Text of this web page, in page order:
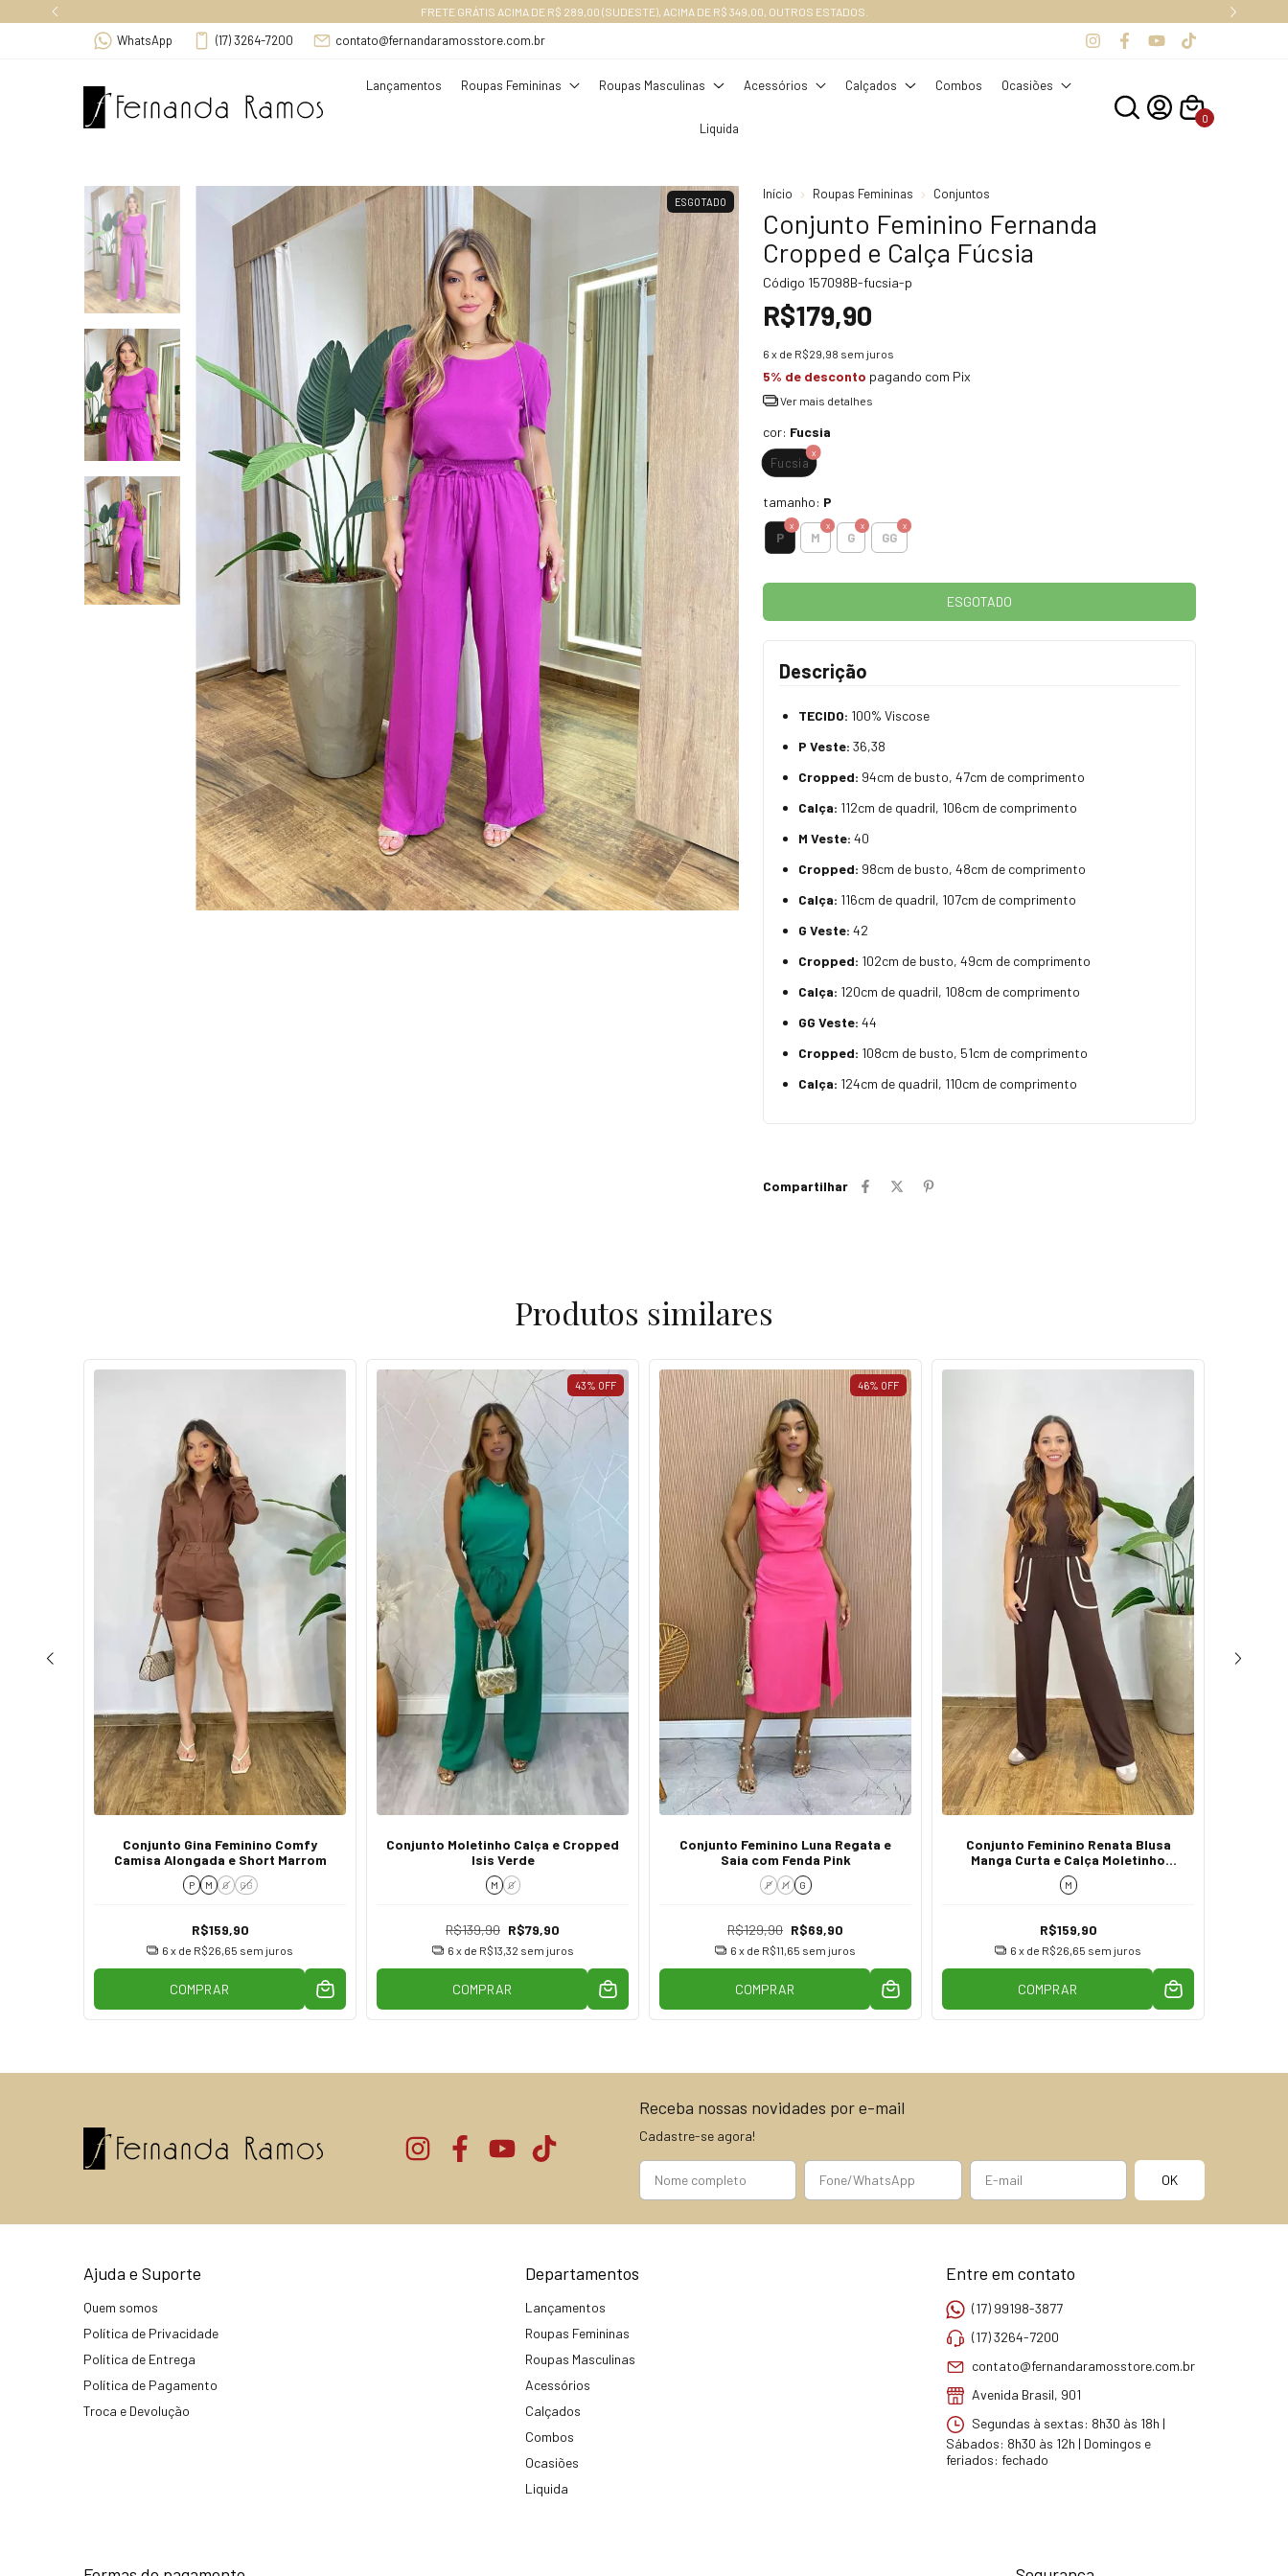
FRETE GRÁTIS ACIMA DE R$ 289,00 (SUDESTE), ACIMA DE R$ 349,00, OUTROS ESTADOS.
WhatsApp (17) 3264-7200 contato@fernandaramosstore.com.br
Lançamentos Roupas Femininas Roupas Masculinas Acessórios Calçados Combos Ocasiões
Liquida
0
ESGOTADO
Início Roupas Femininas Conjuntos
Conjunto Feminino Fernanda
Cropped e Calça Fúcsia
Código 157098B-fucsia-p
R$179,90
6 x de R$29,98 sem juros
5% de desconto pagando com Pix
Ver mais detalhes
cor: Fucsia
Fucsia
tamanho: P
P M G GG
Descrição
TECIDO: 100% Viscose
P Veste: 36,38
Cropped: 94cm de busto, 47cm de comprimento
Calça: 112cm de quadril, 106cm de comprimento
M Veste: 40
Cropped: 98cm de busto, 48cm de comprimento
Calça: 116cm de quadril, 107cm de comprimento
G Veste: 42
Cropped: 102cm de busto, 49cm de comprimento
Calça: 120cm de quadril, 108cm de comprimento
GG Veste: 44
Cropped: 108cm de busto, 51cm de comprimento
Calça: 124cm de quadril, 110cm de comprimento
Compartilhar
Produtos similares
Conjunto Gina Feminino Comfy
Camisa Alongada e Short Marrom
P M G GG
R$159,90
6 x de R$26,65 sem juros
COMPRAR
43% OFF
Conjunto Moletinho Calça e Cropped
Isis Verde
M G
R$139,90 R$79,90
6 x de R$13,32 sem juros
COMPRAR
46% OFF
Conjunto Feminino Luna Regata e
Saia com Fenda Pink
P M G
R$129,90 R$69,90
6 x de R$11,65 sem juros
COMPRAR
Conjunto Feminino Renata Blusa
Manga Curta e Calça Moletinho
Marrom
M
R$159,90
6 x de R$26,65 sem juros
COMPRAR
Receba nossas novidades por e-mail
Cadastre-se agora!
Ajuda e Suporte
Quem somos
Política de Privacidade
Política de Entrega
Política de Pagamento
Troca e Devolução
Departamentos
Lançamentos
Roupas Femininas
Roupas Masculinas
Acessórios
Calçados
Combos
Ocasiões
Liquida
Entre em contato
(17) 99198-3877
(17) 3264-7200
contato@fernandaramosstore.com.br
Avenida Brasil, 901
Segundas à sextas: 8h30 às 18h |
Sábados: 8h30 às 12h | Domingos e
feriados: fechado